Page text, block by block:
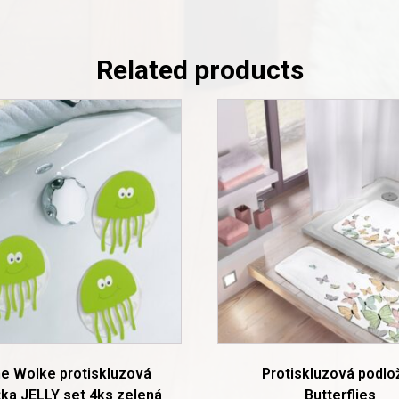
Related products
Wolke protiskluzová
JELLY set 4ks zelená
Protiskluzová
Butterflies
has
multiple
variants.
The
options
may
be
chosen
on
the
product